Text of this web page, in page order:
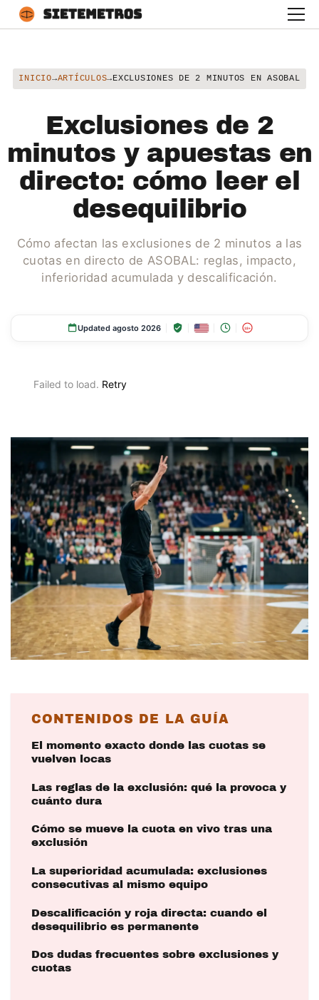
INICIO→ARTÍCULOS→EXCLUSIONES DE 2 MINUTOS EN ASOBAL
Exclusiones de 2
minutos y apuestas en
directo: cómo leer el
desequilibrio
Cómo afectan las exclusiones de 2 minutos a las
cuotas en directo de ASOBAL: reglas, impacto,
inferioridad acumulada y descalificación.
Updated agosto 2026 18+
Failed to load. Retry
CONTENIDOS DE LA GUÍA
El momento exacto donde las cuotas se
vuelven locas
Las reglas de la exclusión: qué la provoca y
cuánto dura
Cómo se mueve la cuota en vivo tras una
exclusión
La superioridad acumulada: exclusiones
consecutivas al mismo equipo
Descalificación y roja directa: cuando el
desequilibrio es permanente
Dos dudas frecuentes sobre exclusiones y
cuotas